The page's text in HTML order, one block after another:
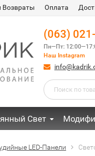
Возвраты Оплата
(063)
Пн—Пт:
Наш Instagram
Свет
LED-Панели